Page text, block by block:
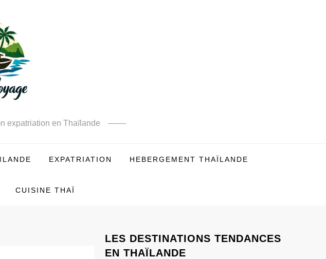
expatriation en Thaïlande
EXPATRIATION HEBERGEMENT THAÏLANDE
CUISINE THAÏ
LES DESTINATIONS TENDANCES
EN THAÏLANDE